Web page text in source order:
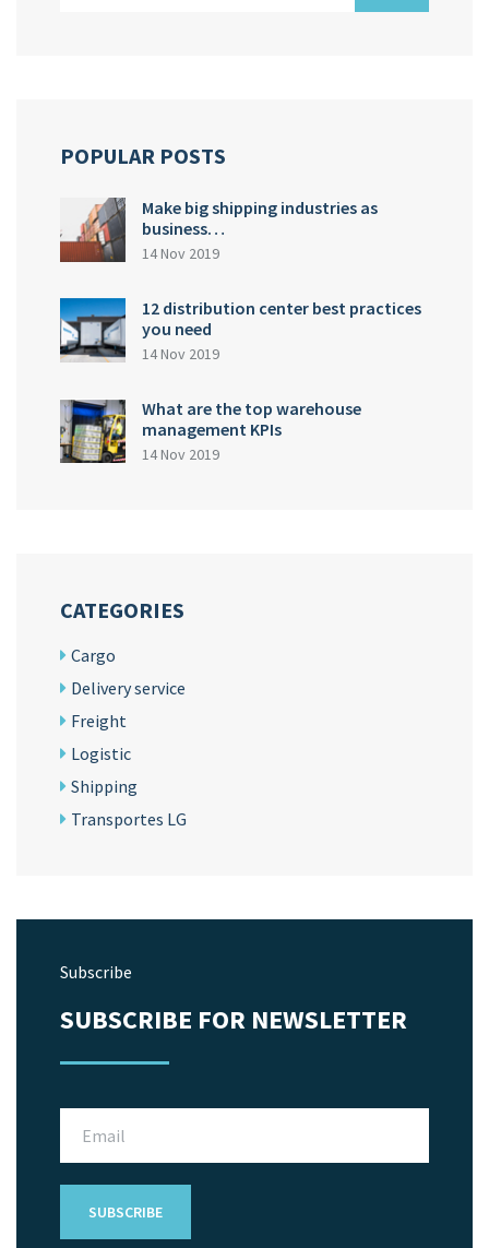
POPULAR POSTS
Make big shipping industries as
business…
14 Nov 2019
12 distribution center best practices
you need
14 Nov 2019
What are the top warehouse
management KPIs
14 Nov 2019
CATEGORIES
Cargo
Delivery service
Freight
Logistic
Shipping
Transportes LG
Subscribe
SUBSCRIBE FOR NEWSLETTER